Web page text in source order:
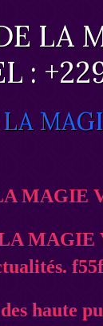
LA
:
MAGIE
haute